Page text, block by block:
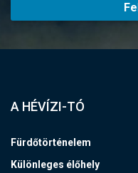
A HÉVÍZI-TÓ
Fürdőtörténelem
Különleges élőhely